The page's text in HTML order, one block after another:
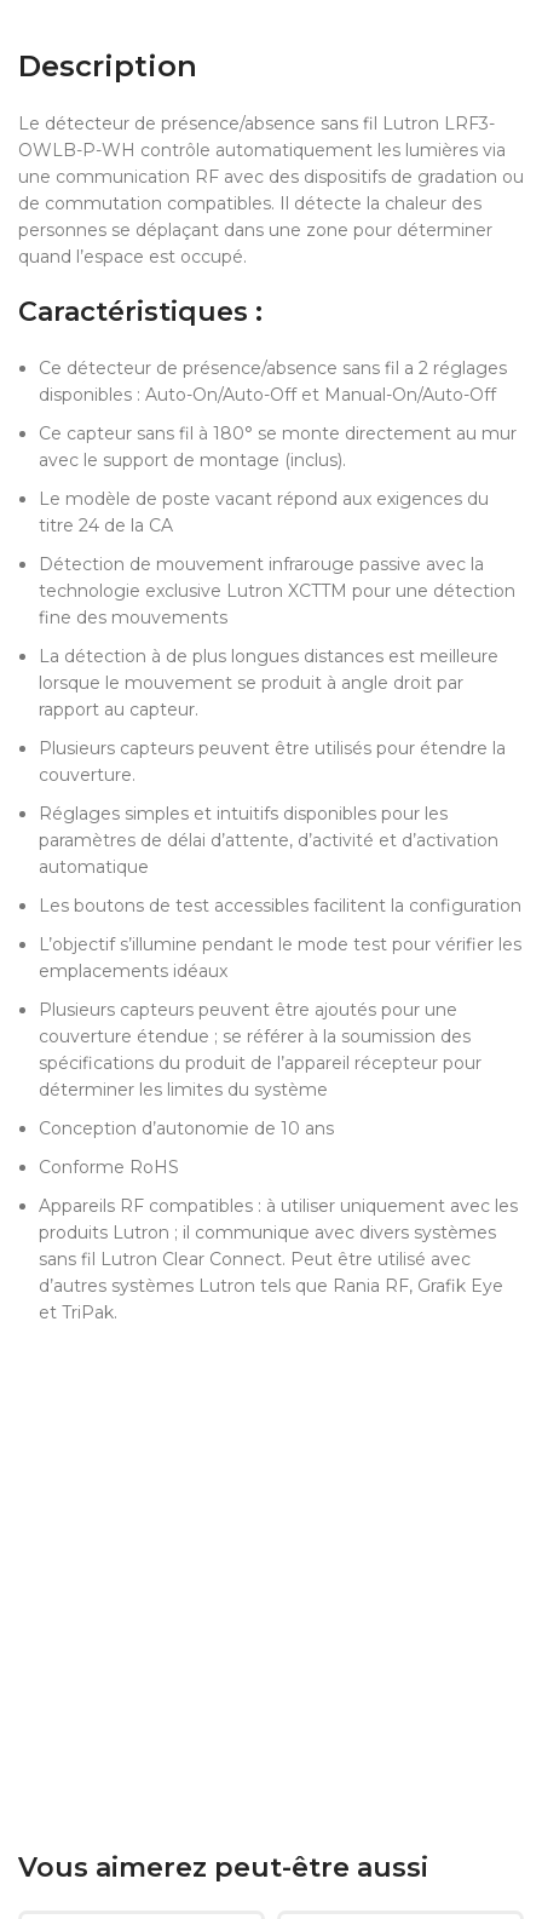
Description
Le détecteur de présence/absence sans fil Lutron LRF3-
OWLB-P-WH contrôle automatiquement les lumières via
une communication RF avec des dispositifs de gradation ou
de commutation compatibles. Il détecte la chaleur des
personnes se déplaçant dans une zone pour déterminer
quand l’espace est occupé.
Caractéristiques :
Ce détecteur de présence/absence sans fil a 2 réglages
disponibles : Auto-On/Auto-Off et Manual-On/Auto-Off
Ce capteur sans fil à 180° se monte directement au mur
avec le support de montage (inclus).
Le modèle de poste vacant répond aux exigences du
titre 24 de la CA
Détection de mouvement infrarouge passive avec la
technologie exclusive Lutron XCTTM pour une détection
fine des mouvements
La détection à de plus longues distances est meilleure
lorsque le mouvement se produit à angle droit par
rapport au capteur.
Plusieurs capteurs peuvent être utilisés pour étendre la
couverture.
Réglages simples et intuitifs disponibles pour les
paramètres de délai d’attente, d’activité et d’activation
automatique
Les boutons de test accessibles facilitent la configuration
L’objectif s’illumine pendant le mode test pour vérifier les
emplacements idéaux
Plusieurs capteurs peuvent être ajoutés pour une
couverture étendue ; se référer à la soumission des
spécifications du produit de l’appareil récepteur pour
déterminer les limites du système
Conception d’autonomie de 10 ans
Conforme RoHS
Appareils RF compatibles : à utiliser uniquement avec les
produits Lutron ; il communique avec divers systèmes
sans fil Lutron Clear Connect. Peut être utilisé avec
d’autres systèmes Lutron tels que Rania RF, Grafik Eye
et TriPak.
Vous aimerez peut-être aussi